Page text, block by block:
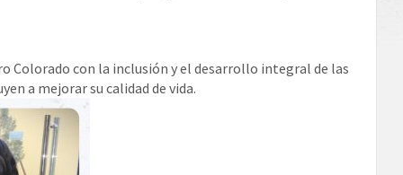
Colorado con la inclusión y el desarrollo integral de las
a mejorar su calidad de vida.